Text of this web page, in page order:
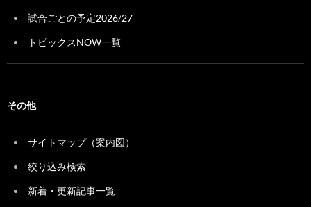
試合ごとの予定2026/27
トピックスNOW一覧
その他
サイトマップ（案内図）
絞り込み検索
新着・更新記事一覧